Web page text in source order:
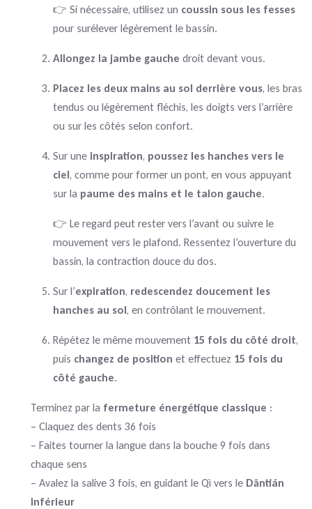
👉 Si nécessaire, utilisez un coussin sous les fesses
pour surélever légèrement le bassin.
Allongez la jambe gauche droit devant vous.
Placez les deux mains au sol derrière vous, les bras
tendus ou légèrement fléchis, les doigts vers l’arrière
ou sur les côtés selon confort.
Sur une inspiration, poussez les hanches vers le
ciel, comme pour former un pont, en vous appuyant
sur la paume des mains et le talon gauche.
👉 Le regard peut rester vers l’avant ou suivre le
mouvement vers le plafond. Ressentez l’ouverture du
bassin, la contraction douce du dos.
Sur l’expiration, redescendez doucement les
hanches au sol, en contrôlant le mouvement.
Répétez le même mouvement 15 fois du côté droit,
puis changez de position et effectuez 15 fois du
côté gauche.
Terminez par la fermeture énergétique classique :
– Claquez des dents 36 fois
– Faites tourner la langue dans la bouche 9 fois dans
chaque sens
– Avalez la salive 3 fois, en guidant le Qì vers le Dāntián
inférieur